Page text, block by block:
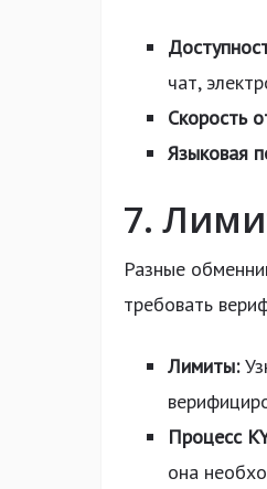
чат,
Скорость
Языковая
7.
Разные
требовать
Лимиты:
Процесс
она